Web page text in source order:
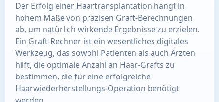
Der Erfolg einer Haartransplantation hängt in
hohem Maße von präzisen Graft-Berechnungen
ab, um natürlich wirkende Ergebnisse zu erzielen.
Ein Graft-Rechner ist ein wesentliches digitales
Werkzeug, das sowohl Patienten als auch Ärzten
hilft, die optimale Anzahl an Haar-Grafts zu
bestimmen, die für eine erfolgreiche
Haarwiederherstellungs-Operation benötigt